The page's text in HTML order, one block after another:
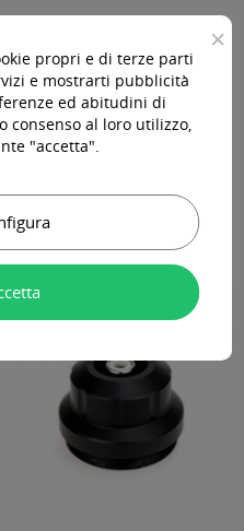
192,00 €IVA Incl.
×
propri e di terze parti
e mostrarti pubblicità
ed abitudini di
consenso al loro utilizzo,
"accetta".